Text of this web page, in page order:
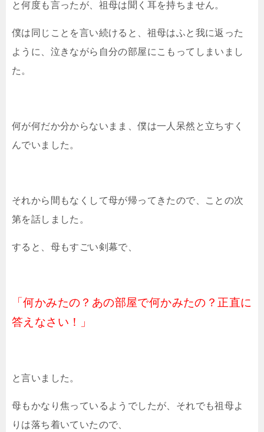
と何度も言ったが、祖母は聞く耳を持ちません。
僕は同じことを言い続けると、祖母はふと我に返った
ように、泣きながら自分の部屋にこもってしまいまし
た。
何が何だか分からないまま、僕は一人呆然と立ちすく
んでいました。
それから間もなくして母が帰ってきたので、ことの次
第を話しました。
すると、母もすごい剣幕で、
「何かみたの？あの部屋で何かみたの？正直に
答えなさい！」
と言いました。
母もかなり焦っているようでしたが、それでも祖母よ
りは落ち着いていたので、